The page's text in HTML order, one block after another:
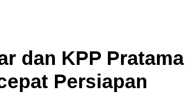
dan KPP Pratama
Persiapan